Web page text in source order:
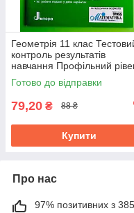
Геометрія 11 клас
контроль результатів
навчання Профільний
Гальперіна Літера ЛТД
Готово до відправки
79,20 ₴ 88 ₴
Купити
Про нас
97% позитивних з